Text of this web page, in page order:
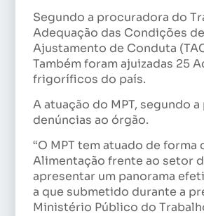
Segundo a procuradora do
Adequação das Condições
Ajustamento de Conduta
Também foram ajuizadas 25
frigoríficos do país.
A atuação do MPT, segundo
denúncias ao órgão.
“O MPT tem atuado de
Alimentação frente ao setor
apresentar um panorama
a que submetido durante a
Ministério Público do